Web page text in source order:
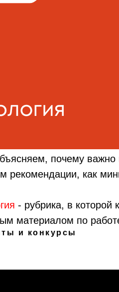
почему важно
рекомендации, как
- рубрика, в которой
материалом по
и конкурсы